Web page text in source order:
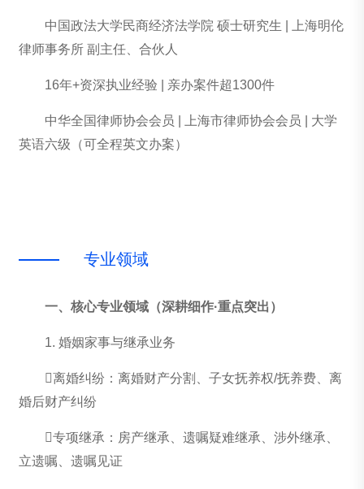
中国政法大学民商经济法学院 硕士研究生 | 上海明伦
律师事务所 副主任、合伙人
16年+资深执业经验 | 亲办案件超1300件
中华全国律师协会会员 | 上海市律师协会会员 | 大学
英语六级（可全程英文办案）
专业领域
一、核心专业领域（深耕细作·重点突出）
1. 婚姻家事与继承业务
离婚纠纷：离婚财产分割、子女抚养权/抚养费、离
婚后财产纠纷
专项继承：房产继承、遗嘱疑难继承、涉外继承、
立遗嘱、遗嘱见证